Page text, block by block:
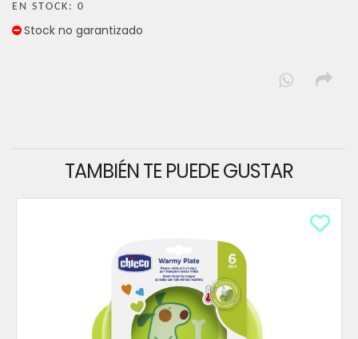
EN STOCK: 0
Stock no garantizado
TAMBIÉN TE PUEDE GUSTAR